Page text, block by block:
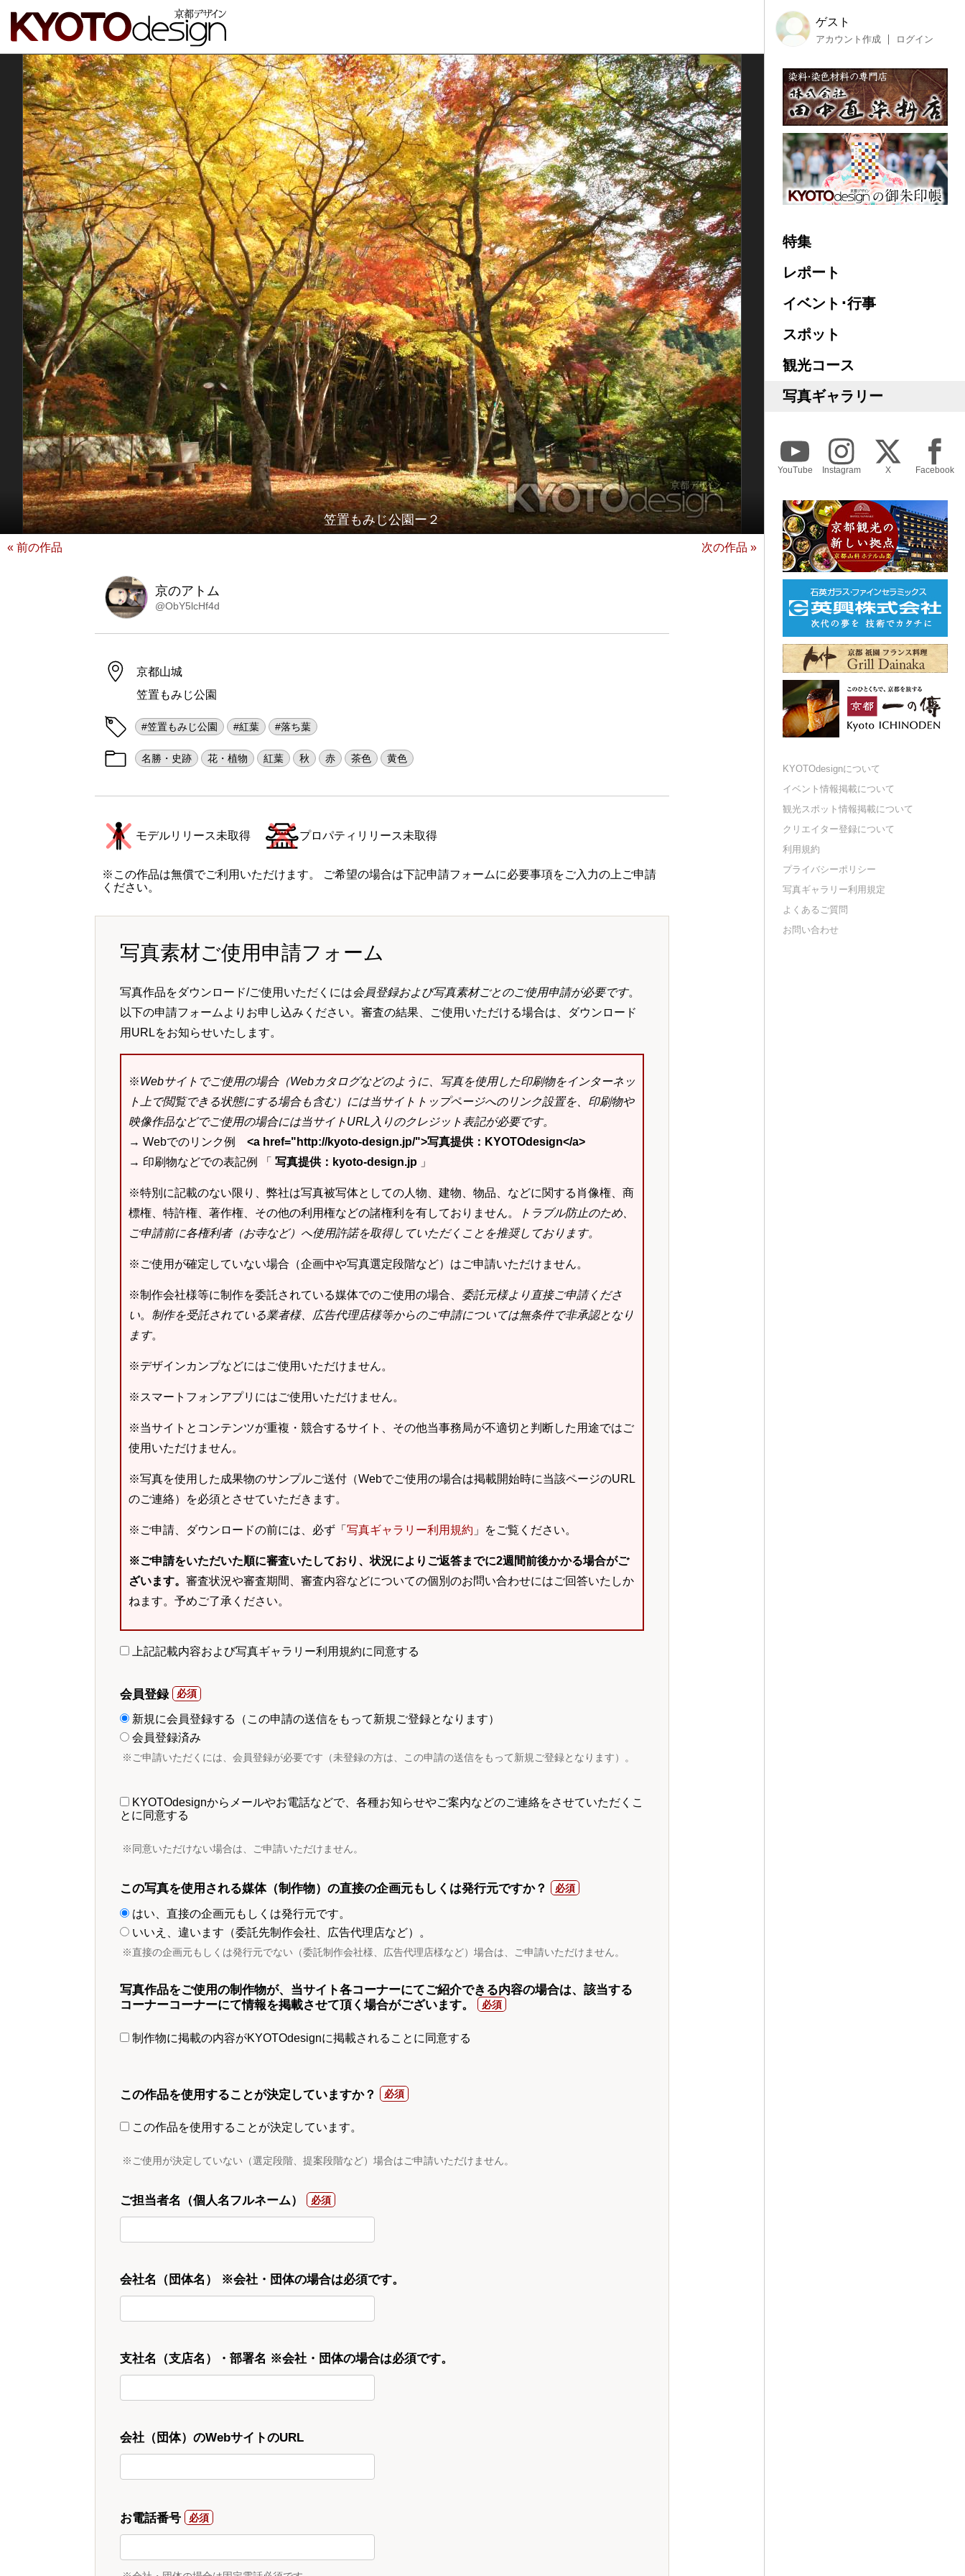
笠置もみじ公園ー２
« 前の作品 次の作品 »
京のアトム
@ObY5lcHf4d
京都山城
笠置もみじ公園
#笠置もみじ公園 #紅葉 #落ち葉
名勝・史跡 花・植物 紅葉 秋 赤 茶色 黄色
モデルリリース未取得 プロパティリリース未取得
※この作品は無償でご利用いただけます。 ご希望の場合は下記申請フォームに必要事項をご入力の上ご申請
ください。
写真素材ご使用申請フォーム
写真作品をダウンロード/ご使用いただくには会員登録および写真素材ごとのご使用申請が必要です。
以下の申請フォームよりお申し込みください。審査の結果、ご使用いただける場合は、ダウンロード
用URLをお知らせいたします。
※Webサイトでご使用の場合（Webカタログなどのように、写真を使用した印刷物をインターネッ
ト上で閲覧できる状態にする場合も含む）には当サイトトップページへのリンク設置を、印刷物や
映像作品などでご使用の場合には当サイトURL入りのクレジット表記が必要です。
→ Webでのリンク例 <a href="http://kyoto-design.jp/">写真提供：KYOTOdesign</a>
→ 印刷物などでの表記例 「 写真提供：kyoto-design.jp 」
※特別に記載のない限り、弊社は写真被写体としての人物、建物、物品、などに関する肖像権、商
標権、特許権、著作権、その他の利用権などの諸権利を有しておりません。
トラブル防止のため、
ご申請前に各権利者（お寺など）へ使用許諾を取得していただくことを推奨しております。
※ご使用が確定していない場合（企画中や写真選定段階など）はご申請いただけません。
※制作会社様等に制作を委託されている媒体でのご使用の場合、 委託元様より直接ご申請くださ
い。 制作を受託されている業者様、広告代理店様等からのご申請については無条件で非承認となり
ます。
※デザインカンプなどにはご使用いただけません。
※スマートフォンアプリにはご使用いただけません。
※当サイトとコンテンツが重複・競合するサイト、その他当事務局が不適切と判断した用途ではご
使用いただけません。
※写真を使用した成果物のサンプルご送付（Webでご使用の場合は掲載開始時に当該ページのURL
のご連絡）を必須とさせていただきます。
※ご申請、ダウンロードの前には、必ず「 写真ギャラリー利用規約 」をご覧ください。
※ご申請をいただいた順に審査いたしており、状況によりご返答までに2週間前後かかる場合がご
ざいます。 審査状況や審査期間、審査内容などについての個別のお問い合わせにはご回答いたしか
ねます。予めご了承ください。
上記記載内容および写真ギャラリー利用規約に同意する
会員登録
新規に会員登録する（この申請の送信をもって新規ご登録となります）
会員登録済み
※ご申請いただくには、会員登録が必要です（未登録の方は、この申請の送信をもって新規ご登録となります）。
KYOTOdesignからメールやお電話などで、各種お知らせやご案内などのご連絡をさせていただくこ
とに同意する
※同意いただけない場合は、ご申請いただけません。
この写真を使用される媒体（制作物）の直接の企画元もしくは発行元ですか？
はい、直接の企画元もしくは発行元です。
いいえ、違います（委託先制作会社、広告代理店など）。
※直接の企画元もしくは発行元でない（委託制作会社様、広告代理店様など）場合は、ご申請いただけません。
写真作品をご使用の制作物が、当サイト各コーナーにてご紹介できる内容の場合は、該当する
コーナーコーナーにて情報を掲載させて頂く場合がございます。
制作物に掲載の内容がKYOTOdesignに掲載されることに同意する
この作品を使用することが決定していますか？
この作品を使用することが決定しています。
※ご使用が決定していない（選定段階、提案段階など）場合はご申請いただけません。
ご担当者名（個人名フルネーム）
会社名（団体名） ※会社・団体の場合は必須です。
支社名（支店名）・部署名 ※会社・団体の場合は必須です。
会社（団体）のWebサイトのURL
お電話番号
ゲスト
アカウント作成 ログイン
特集
レポート
イベント･行事
スポット
観光コース
写真ギャラリー
YouTube Instagram X Facebook
KYOTOdesignについて
イベント情報掲載について
観光スポット情報掲載について
クリエイター登録について
利用規約
プライバシーポリシー
写真ギャラリー利用規定
よくあるご質問
お問い合わせ